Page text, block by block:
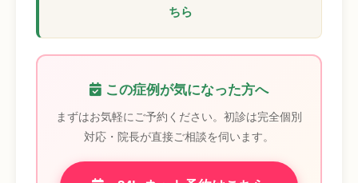
ちら
この症例が気になった方へ
まずはお気軽にご予約ください。初診は完全個別
対応・院長が直接ご相談を伺います。